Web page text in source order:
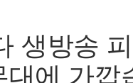
생방송
대에 가깝